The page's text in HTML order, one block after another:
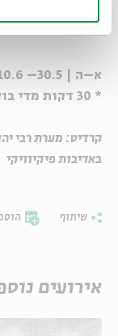
א–ה | 30.5– 10.6 | יט–ל בסיוון | 9:00
* 30 דקות מדי בוקר
קרדיט: מערת רבי
באדיבות פיקיוויקי
שיתוף
אירועים